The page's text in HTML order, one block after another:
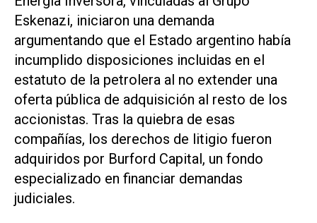
Eskenazi, iniciaron una demanda
argumentando que el Estado argentino había
incumplido disposiciones incluidas en el
estatuto de la petrolera al no extender una
oferta pública de adquisición al resto de los
accionistas. Tras la quiebra de esas
compañías, los derechos de litigio fueron
adquiridos por Burford Capital, un fondo
especializado en financiar demandas
judiciales.